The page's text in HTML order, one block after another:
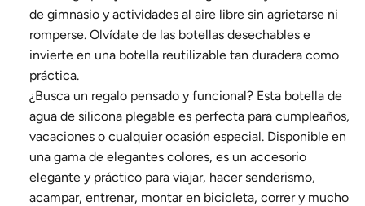
de gimnasio y actividades al aire libre sin agrietarse ni
romperse. Olvídate de las botellas desechables e
invierte en una botella reutilizable tan duradera como
práctica.
¿Busca un regalo pensado y funcional? Esta botella de
agua de silicona plegable es perfecta para cumpleaños,
vacaciones o cualquier ocasión especial. Disponible en
una gama de elegantes colores, es un accesorio
elegante y práctico para viajar, hacer senderismo,
acampar, entrenar, montar en bicicleta, correr y mucho